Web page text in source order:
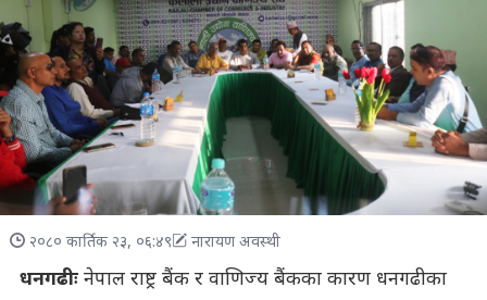
२०८० कार्तिक २३, ०६:४९ नारायण अवस्थी
धनगढीःनेपाल राष्ट्र बैंक र वाणिज्य बैंकका कारण धनगढीका